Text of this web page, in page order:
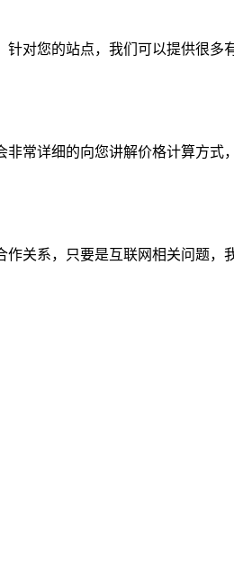
针对您的站点，我们可以提供很
非常详细的向您讲解价格计算方
作关系，只要是互联网相关问题